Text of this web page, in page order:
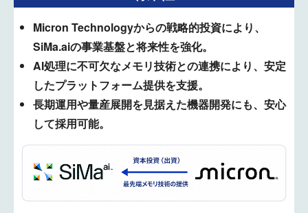
Micron Technologyからの戦略的投資により、
SiMa.aiの事業基盤と将来性を強化。
AI処理に不可欠なメモリ技術との連携により、安定
したプラットフォーム提供を支援。
長期運用や量産展開を見据えた機器開発にも、安心
して採用可能。